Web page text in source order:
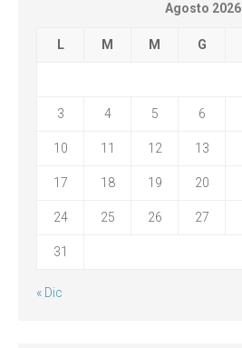
Agosto 2026
L M M G
3 4 5 6
10 11 12 13
17 18 19 20
24 25 26 27
31
« Dic